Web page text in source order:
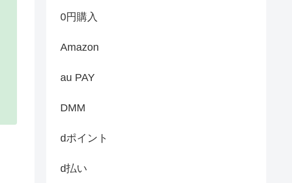
0円購入
Amazon
au PAY
DMM
dポイント
d払い